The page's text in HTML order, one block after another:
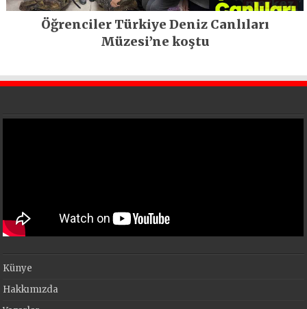
Öğrenciler Türkiye Deniz Canlıları
Müzesi’ne koştu
Künye
Hakkımızda